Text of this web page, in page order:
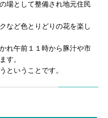
場として整備され地元住民
など色とりどりの花を楽し
れ午前１１時から豚汁や市
す。
ということです。